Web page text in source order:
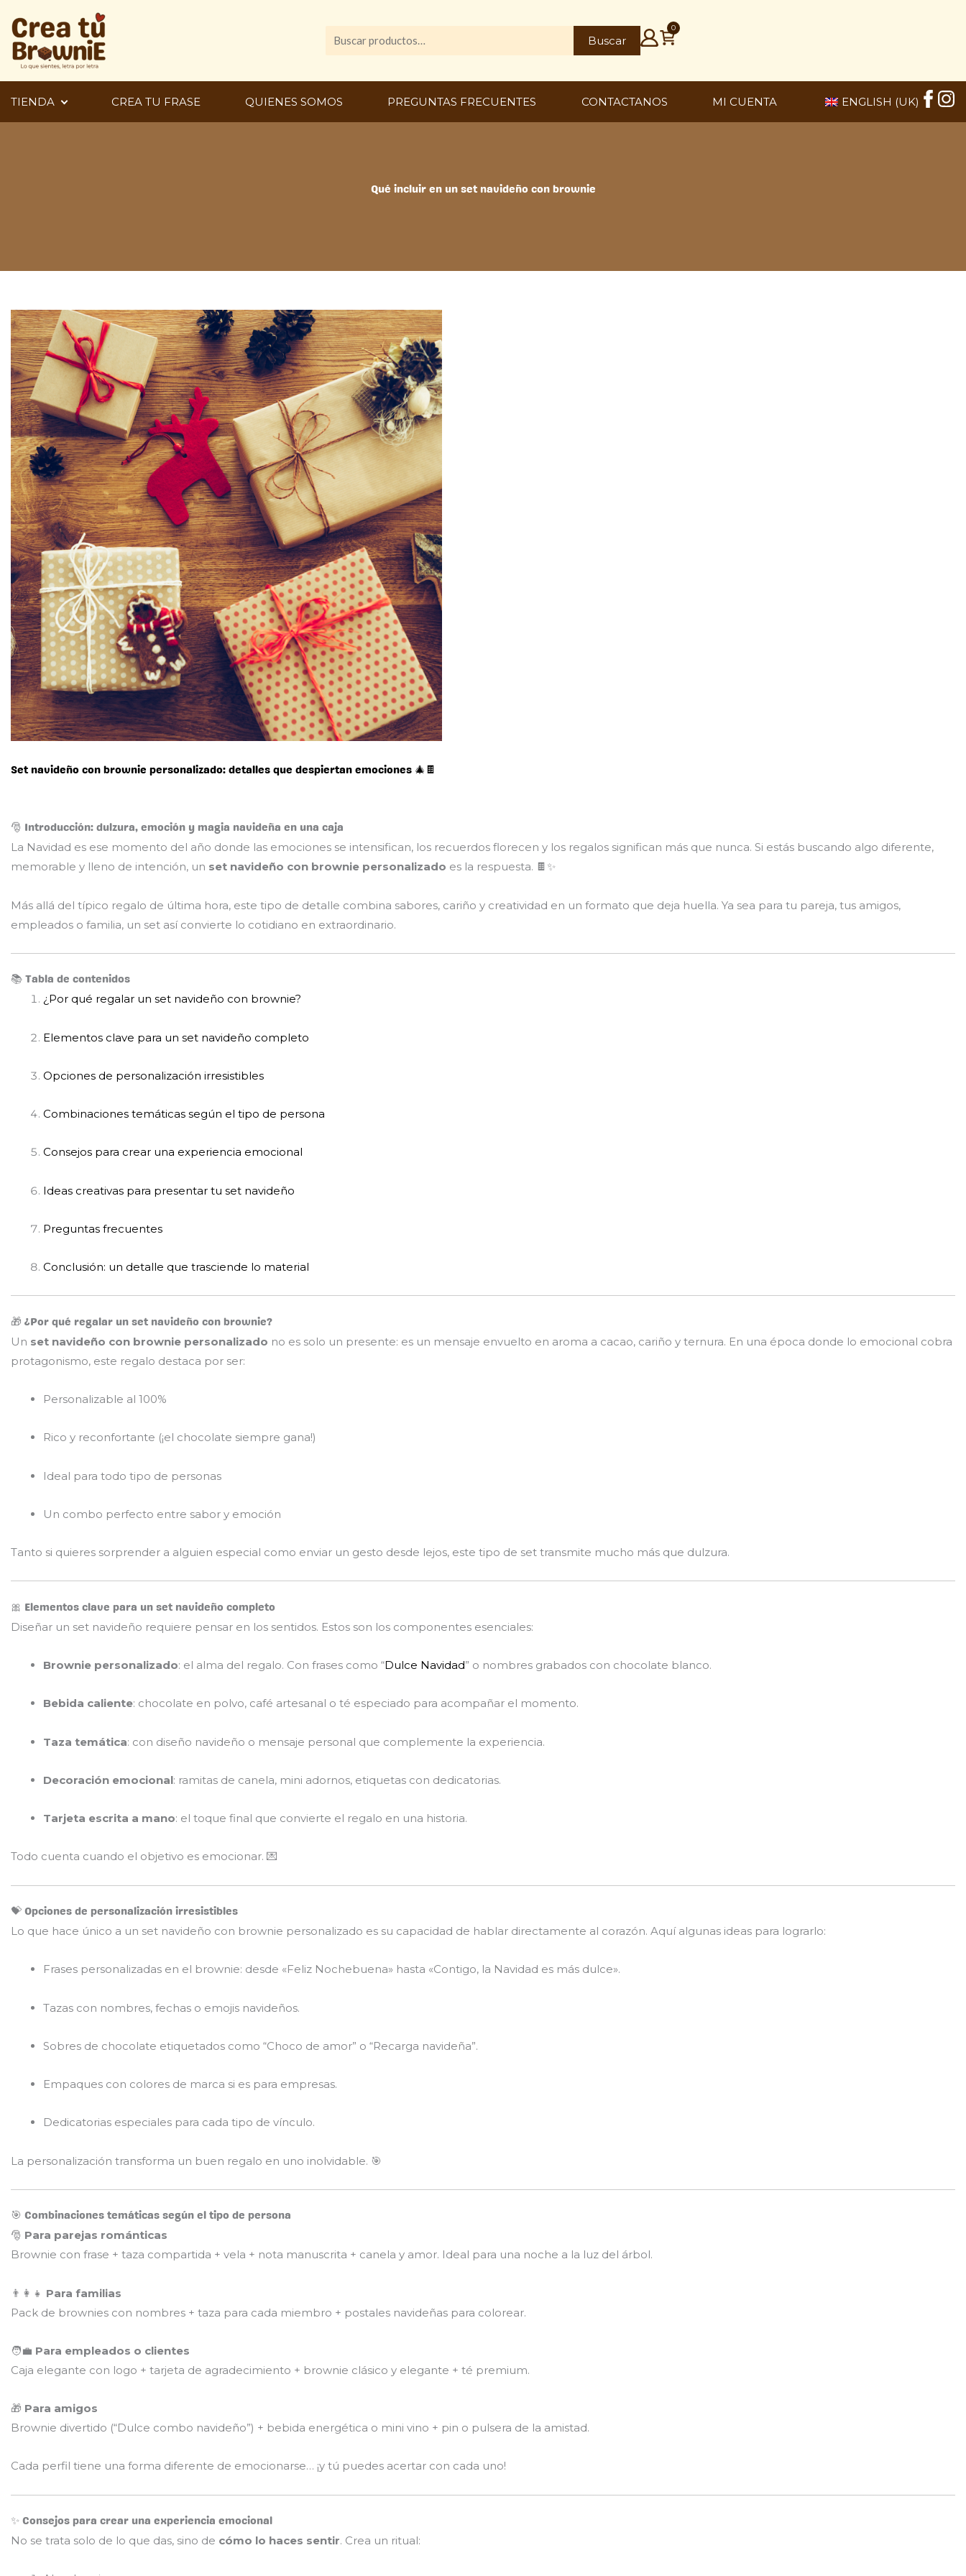
contenido
Buscar
Buscar
0
TIENDA CREA TU FRASE QUIENES SOMOS PREGUNTAS FRECUENTES CONTACTANOS MI CUENTA ENGLISH (UK)
Qué incluir en un set navideño con brownie
Set navideño con brownie personalizado: detalles que despiertan emociones 🎄🍫
🎅 Introducción: dulzura, emoción y magia navideña en una caja
La Navidad es ese momento del año donde las emociones se intensifican, los recuerdos florecen y los regalos significan más que nunca. Si estás buscando algo diferente,
memorable y lleno de intención, un set navideño con brownie personalizado es la respuesta. 🍫✨
Más allá del típico regalo de última hora, este tipo de detalle combina sabores, cariño y creatividad en un formato que deja huella. Ya sea para tu pareja, tus amigos,
empleados o familia, un set así convierte lo cotidiano en extraordinario.
📚 Tabla de contenidos
¿Por qué regalar un set navideño con brownie?
Elementos clave para un set navideño completo
Opciones de personalización irresistibles
Combinaciones temáticas según el tipo de persona
Consejos para crear una experiencia emocional
Ideas creativas para presentar tu set navideño
Preguntas frecuentes
Conclusión: un detalle que trasciende lo material
🎁 ¿Por qué regalar un set navideño con brownie?
Un set navideño con brownie personalizado no es solo un presente: es un mensaje envuelto en aroma a cacao, cariño y ternura. En una época donde lo emocional cobra
protagonismo, este regalo destaca por ser:
Personalizable al 100%
Rico y reconfortante (¡el chocolate siempre gana!)
Ideal para todo tipo de personas
Un combo perfecto entre sabor y emoción
Tanto si quieres sorprender a alguien especial como enviar un gesto desde lejos, este tipo de set transmite mucho más que dulzura.
🎀 Elementos clave para un set navideño completo
Diseñar un set navideño requiere pensar en los sentidos. Estos son los componentes esenciales:
Brownie personalizado: el alma del regalo. Con frases como “Dulce Navidad” o nombres grabados con chocolate blanco.
Bebida caliente: chocolate en polvo, café artesanal o té especiado para acompañar el momento.
Taza temática: con diseño navideño o mensaje personal que complemente la experiencia.
Decoración emocional: ramitas de canela, mini adornos, etiquetas con dedicatorias.
Tarjeta escrita a mano: el toque final que convierte el regalo en una historia.
Todo cuenta cuando el objetivo es emocionar. 💌
💝 Opciones de personalización irresistibles
Lo que hace único a un set navideño con brownie personalizado es su capacidad de hablar directamente al corazón. Aquí algunas ideas para lograrlo:
Frases personalizadas en el brownie: desde «Feliz Nochebuena» hasta «Contigo, la Navidad es más dulce».
Tazas con nombres, fechas o emojis navideños.
Sobres de chocolate etiquetados como “Choco de amor” o “Recarga navideña”.
Empaques con colores de marca si es para empresas.
Dedicatorias especiales para cada tipo de vínculo.
La personalización transforma un buen regalo en uno inolvidable. 🎯
🎯 Combinaciones temáticas según el tipo de persona
🎅 Para parejas románticas
Brownie con frase + taza compartida + vela + nota manuscrita + canela y amor. Ideal para una noche a la luz del árbol.
👨‍👩‍👧 Para familias
Pack de brownies con nombres + taza para cada miembro + postales navideñas para colorear.
🧑‍💼 Para empleados o clientes
Caja elegante con logo + tarjeta de agradecimiento + brownie clásico y elegante + té premium.
🎁 Para amigos
Brownie divertido (“Dulce combo navideño”) + bebida energética o mini vino + pin o pulsera de la amistad.
Cada perfil tiene una forma diferente de emocionarse… ¡y tú puedes acertar con cada uno!
✨ Consejos para crear una experiencia emocional
No se trata solo de lo que das, sino de cómo lo haces sentir. Crea un ritual: